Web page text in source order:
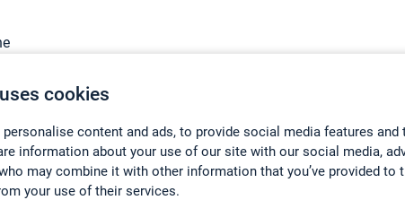
cookies
content and ads, to provide social media features and
information about your use of our site with our social media,
may combine it with other information that you’ve provided to
your use of their services.